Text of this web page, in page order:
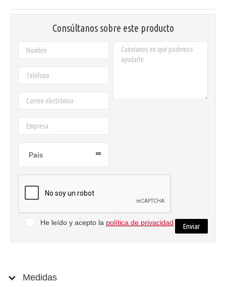
Consúltanos sobre este producto
País
He leído y acepto la política de privacidad
Medidas